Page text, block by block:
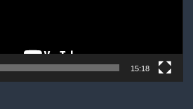
15:18